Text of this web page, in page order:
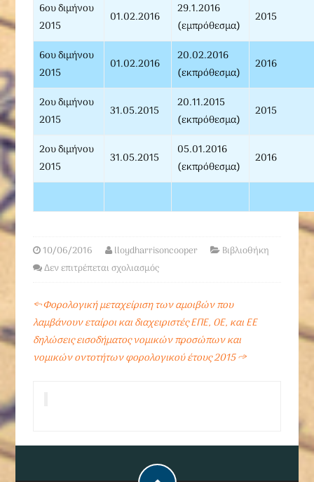
6ου διμήνου
2015
01.02.2016
29.1.2016
(εμπρόθεσμα)
2015
6ου διμήνου
2015
01.02.2016
20.02.2016
(εκπρόθεσμα)
2016
2ου διμήνου
2015
31.05.2015
20.11.2015
(εκπρόθεσμα)
2015
2ου διμήνου
2015
31.05.2015
05.01.2016
(εκπρόθεσμα)
2016
10/06/2016 lloydharrisoncooper
Βιβλιοθήκη
Δεν επιτρέπεται σχολιασμός
←Φορολογική μεταχείριση των αμοιβών που
λαμβάνουν εταίροι και διαχειριστές ΕΠΕ, ΟΕ, και ΕΕ
δηλώσεις εισοδήματος νομικών προσώπων και
νομικών οντοτήτων φορολογικού έτους 2015→